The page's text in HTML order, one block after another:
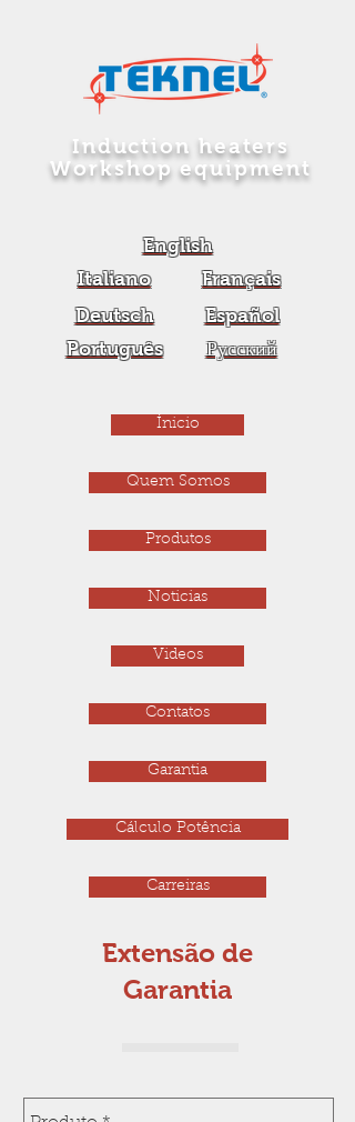
Induction heaters
Workshop equipment
English
Italiano
Français
Deutsch
Español
Português
Русский
Ínicio
Quem Somos
Produtos
Noticias
Videos
Contatos
Garantia
Cálculo Potência
Carreiras
Extensão de
Garantia